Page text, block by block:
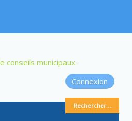
conseils municipaux.
Connexion
Rechercher...